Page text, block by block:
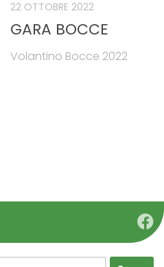
22 OTTOBRE 2022
GARA BOCCE
Volantino Bocce 2022